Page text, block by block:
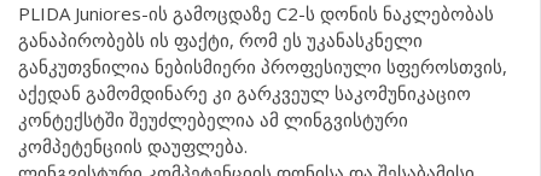
PLIDA Juniores-ის გამოცდაზე C2-ს დონის ნაკლებობას
განაპირობებს ის ფაქტი, რომ ეს უკანასკნელი
განკუთვნილია ნებისმიერი პროფესიული სფეროსთვის,
აქედან გამომდინარე კი გარკვეულ საკომუნიკაციო
კონტექსტში შეუძლებელია ამ ლინგვისტური
კომპეტენციის დაუფლება.